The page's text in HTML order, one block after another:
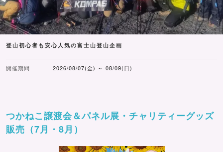
登山初心者も安心人気の富士山登山企画
開催期間 2026/08/07(金) ～ 08/09(日)
つかねこ譲渡会＆パネル展・チャリティーグッズ
販売（7月・8月）